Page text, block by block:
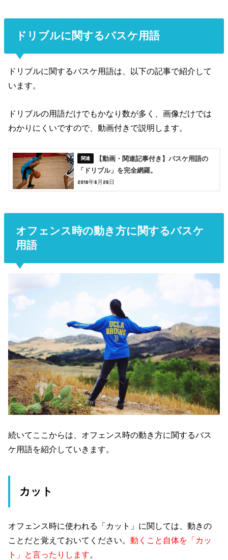
ドリブルに関するバスケ用語
ドリブルに関するバスケ用語は、以下の記事で紹介して
います。
ドリブルの用語だけでもかなり数が多く、画像だけでは
わかりにくいですので、動画付きで説明します。
【動画・関連記事付き】バスケ用語の
「ドリブル」を完全網羅。
2018年8月28日
オフェンス時の動き方に関するバスケ
用語
続いてここからは、オフェンス時の動き方に関するバス
ケ用語を紹介していきます。
カット
オフェンス時に使われる「カット」に関しては、動きの
ことだと覚えておいてください。動くこと自体を「カッ
ト」と言ったりします